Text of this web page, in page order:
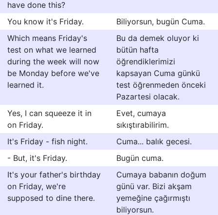
have done this?
You know it's Friday.
Biliyorsun, bugün Cuma.
Which means Friday's
test on what we learned
during the week will now
be Monday before we've
learned it.
Bu da demek oluyor ki
bütün hafta
öğrendiklerimizi
kapsayan Cuma günkü
test öğrenmeden önceki
Pazartesi olacak.
Yes, I can squeeze it in
on Friday.
Evet, cumaya
sıkıştırabilirim.
It's Friday - fish night.
Cuma... balık gecesi.
- But, it's Friday.
Bugün cuma.
It's your father's birthday
on Friday, we're
supposed to dine there.
Cumaya babanın doğum
günü var. Bizi akşam
yemeğine çağırmıştı
biliyorsun.